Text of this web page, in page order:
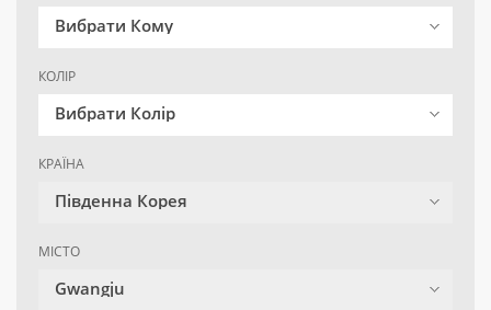
Вибрати Кому
КОЛІР
Вибрати Колір
КРАЇНА
Південна Корея
МІСТО
Gwangju